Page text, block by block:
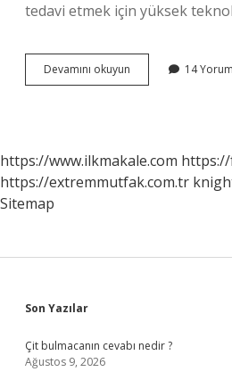
tedavi etmek için yüksek
Devamını okuyun
Derece
14 Yorum
https://www.ilkmakale.com
https://extremmutfak.com.tr
Sitemap
Sidebar
Son Yazılar
Çit bulmacanın cevabı nedir ?
Ağustos 9, 2026